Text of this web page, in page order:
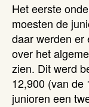
Het eerste
moesten de
daar werden er
over het
zien. Dit werd
12,900 (van de
junioren een